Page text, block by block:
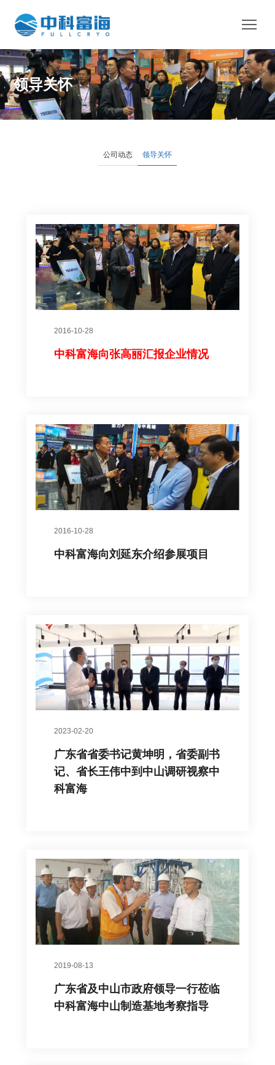
领导关怀
公司动态 领导关怀
2016-10-28
中科富海向张高丽汇报企业情况
2016-10-28
中科富海向刘延东介绍参展项目
2023-02-20
广东省省委书记黄坤明，省委副书
记、省长王伟中到中山调研视察中
科富海
2019-08-13
广东省及中山市政府领导一行莅临
中科富海中山制造基地考察指导